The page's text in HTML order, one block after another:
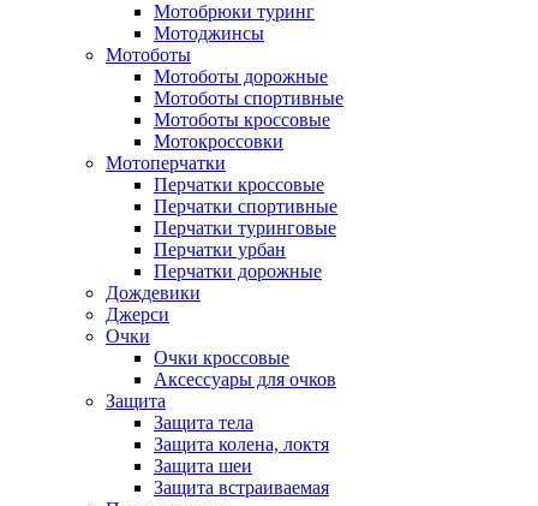
Мотобрюки туринг
Мотоджинсы
Мотоботы
Мотоботы дорожные
Мотоботы спортивные
Мотоботы кроссовые
Мотокроссовки
Мотоперчатки
Перчатки кроссовые
Перчатки спортивные
Перчатки туринговые
Перчатки урбан
Перчатки дорожные
Дождевики
Джерси
Очки
Очки кроссовые
Аксессуары для очков
Защита
Защита тела
Защита колена, локтя
Защита шеи
Защита встраиваемая